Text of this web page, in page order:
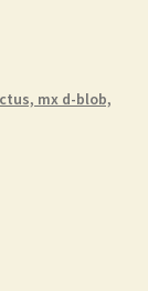
mx d-blob,